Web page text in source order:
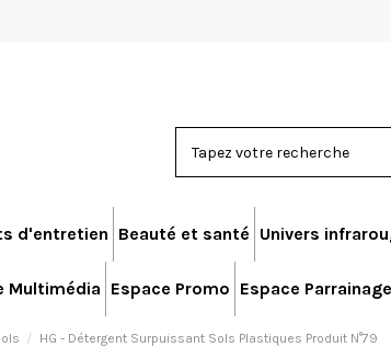
d'entretien Beauté et santé Univers
Multimédia Espace Promo Espace Parrainage
HG - Détergent Surpuissant Sols Plastiques Produit N°79